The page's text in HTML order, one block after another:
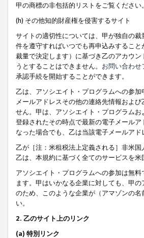
甲の商標の非包括的リストをご覧ください
(h) その他知的財産権を侵害するサイト
サイトの適切性については、甲が独自の
件を遵守すればいつでも再申込みするこ
裁量で決定します）に基づき乙のアカウ
うとすることはできません。 お問い合わせ
承認手続を開始することができます。
乙は、アソシエイト・プログラムへの参
メールアドレスその他の連絡先情報およ
せん。甲は、アソシエイト・プログラム
登録されたその時点で最新の電子メール
なった場合でも、乙は当該電子メールア
乙が［注：米租税法上定義される］非米
乙は、本規約に基づく全てのサービスを
アソシエイト・プログラムへの参加は無
ます。甲はいかなる企業に対しても、甲
のため、このような企業が（アマゾンの
い。
2. 乙のサイト上のリンク
(a) 特別リンク